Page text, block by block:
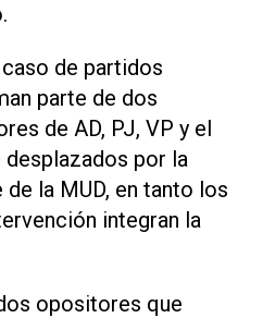
de partidos
parte de dos
de AD, PJ, VP y el
por la
la MUD, en tanto los
integran la
opositores que